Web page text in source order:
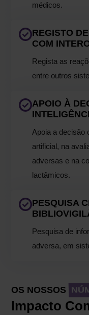
médicos.
REGISTO
COM
Regista as
entre outros
APOIO À
Apoia a decisão
artificial, na
adversas e na
lactâmicos.
PESQUISA
Pesquisa de
adversa, em
OS NOSSOS
Impacto